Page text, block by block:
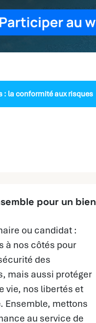
: la conformité aux risques
pour un bien
ou candidat :
à nos côtés pour
des
mais aussi protéger
vie, nos libertés et
Ensemble, mettons
au service de